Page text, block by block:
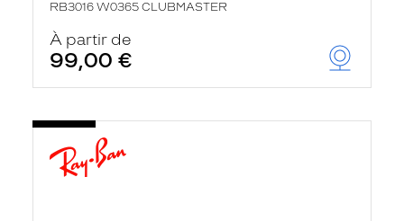
RB3016 W0365 CLUBMASTER
À partir de
99,00 €